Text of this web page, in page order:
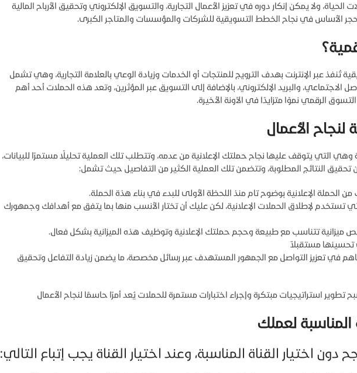
ولا يمكن إنكار دوره في تعزيز الأعمال التجارية، والتسويق الإلكتروني وتحقيق الأرباح المالية
حجر الأساس في نجاح الخطط التسويقية للشركات والمؤسسات والمتاجر الكبرى.
تُنفذ عبر الإنترنت بهدف الترويج للمنتجات أو الخدمات وزيادة الوعي بالعلامة التجارية، وهي تشمل
الاجتماعي، والبريد الإلكتروني، بالإضافة إلى التسويق عبر المؤثرين، وتعد هذه الحملات أحد أهم
الرقمي نموًا متزايدًا في الآونة الأخيرة.
لنجاح الأعمال
وهي التي يتوقف عليها نجاح حملتك الإعلانية من عدمه، وتتطلب تلك العملية تحليلًا مستمرًا للبيانات،
النتائج المطلوبة، وتتضمن تلك العملية الكثير من التفاصيل حيث تشمل:
الإعلانية بوضوح تام منذ اللحظة الأولى للبدء في بناء هذة الحملة.
التي تستخدم لإطلاق الحملات الإعلانية، لكن عليك أن تختار الأنسب منها بما يتفق مع أهدافك وجمهورك
تتناسب مع طبيعة وحجم حملتك الإعلانية وتوظيف هذه الميزانية بشكل فعال.
تحسينها مستقبلاّ
في تعزيز التواصل مع الجمهور المستهدف عبر رسائل مخصصة، ما يضمن زيادة التفاعل وتحقيق
استراتيجيات مبتكرة وإجراء اختبارات مستمرة للحملات يُعد أمرًا حاسمًا لنجاح الأعمال
المناسبة لعملك
اختيار القناة المناسبة، وعند اختيار القناة يجب إتباع التالي: